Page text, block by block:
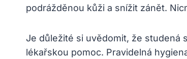
podrážděnou kůži a snížit zánět.
Je důležité si uvědomit, že studená
lékařskou pomoc. Pravidelná